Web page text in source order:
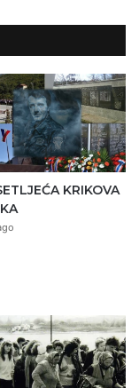
KRIKOVA